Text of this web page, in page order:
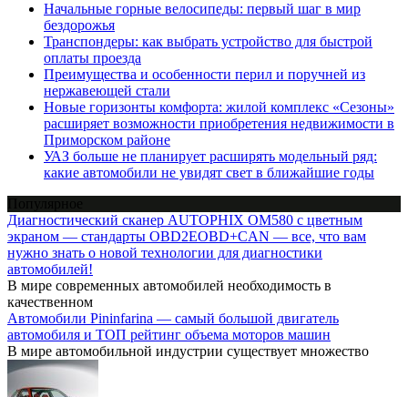
Начальные горные велосипеды: первый шаг в мир
бездорожья
Транспондеры: как выбрать устройство для быстрой
оплаты проезда
Преимущества и особенности перил и поручней из
нержавеющей стали
Новые горизонты комфорта: жилой комплекс «Сезоны»
расширяет возможности приобретения недвижимости в
Приморском районе
УАЗ больше не планирует расширять модельный ряд:
какие автомобили не увидят свет в ближайшие годы
Диагностический сканер AUTOPHIX OM580 с цветным
экраном — стандарты OBD2EOBD+CAN — все, что вам
нужно знать о новой технологии для диагностики
автомобилей!
В мире современных автомобилей необходимость в
качественном
Автомобили Pininfarina — самый большой двигатель
автомобиля и ТОП рейтинг объема моторов машин
В мире автомобильной индустрии существует множество